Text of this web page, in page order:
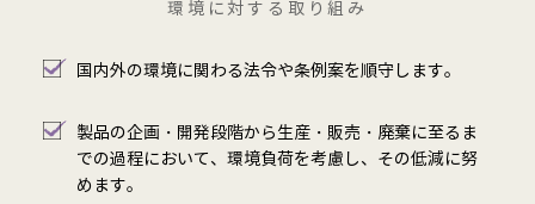
環境に対する取り組み
国内外の環境に関わる法令や条例案を順守します。
製品の企画・開発段階から生産・販売・廃棄に至るま
での過程において、環境負荷を考慮し、その低減に努
めます。